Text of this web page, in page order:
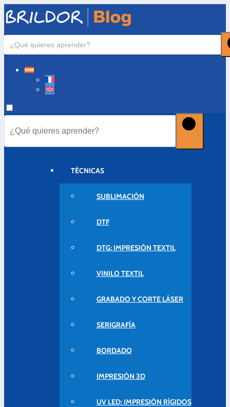
TÉCNICAS
SUBLIMACIÓN
DTF
DTG: IMPRESIÓN TEXTIL
VINILO TEXTIL
GRABADO Y CORTE LÁSER
SERIGRAFÍA
BORDADO
IMPRESIÓN 3D
UV LED: IMPRESIÓN RÍGIDOS